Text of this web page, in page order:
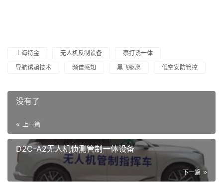
上海特金 无人机反制设备
察打诱一体
导航诱骗技术
频谱感知 黑飞驱离 低空安防管控
没有了
上一篇
D2C-A2无人机侦测管制一体设备
下一篇